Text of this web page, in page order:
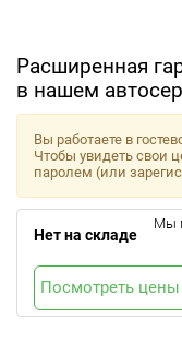
Расширенная
в нашем
Вы работаете в
Чтобы увидеть свои
паролем (или
Нет на складе
Мы
Посмотреть цены